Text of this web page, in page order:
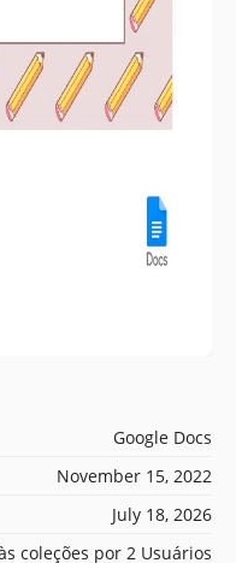
Google Docs
November 15, 2022
July 18, 2026
coleções por 2 Usuários